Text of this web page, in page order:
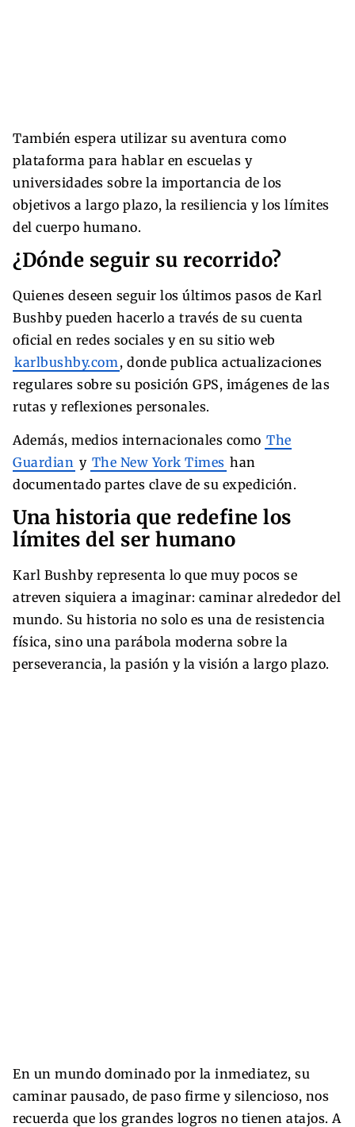
También espera utilizar su aventura como
plataforma para hablar en escuelas y
universidades sobre la importancia de los
objetivos a largo plazo, la resiliencia y los límites
del cuerpo humano.
¿Dónde seguir su recorrido?
Quienes deseen seguir los últimos pasos de Karl
Bushby pueden hacerlo a través de su cuenta
oficial en redes sociales y en su sitio web
karlbushby.com , donde publica actualizaciones
regulares sobre su posición GPS, imágenes de las
rutas y reflexiones personales.
Además, medios internacionales como The
Guardian y The New York Times han
documentado partes clave de su expedición.
Una historia que redefine los
límites del ser humano
Karl Bushby representa lo que muy pocos se
atreven siquiera a imaginar: caminar alrededor del
mundo. Su historia no solo es una de resistencia
física, sino una parábola moderna sobre la
perseverancia, la pasión y la visión a largo plazo.
En un mundo dominado por la inmediatez, su
caminar pausado, de paso firme y silencioso, nos
recuerda que los grandes logros no tienen atajos. A